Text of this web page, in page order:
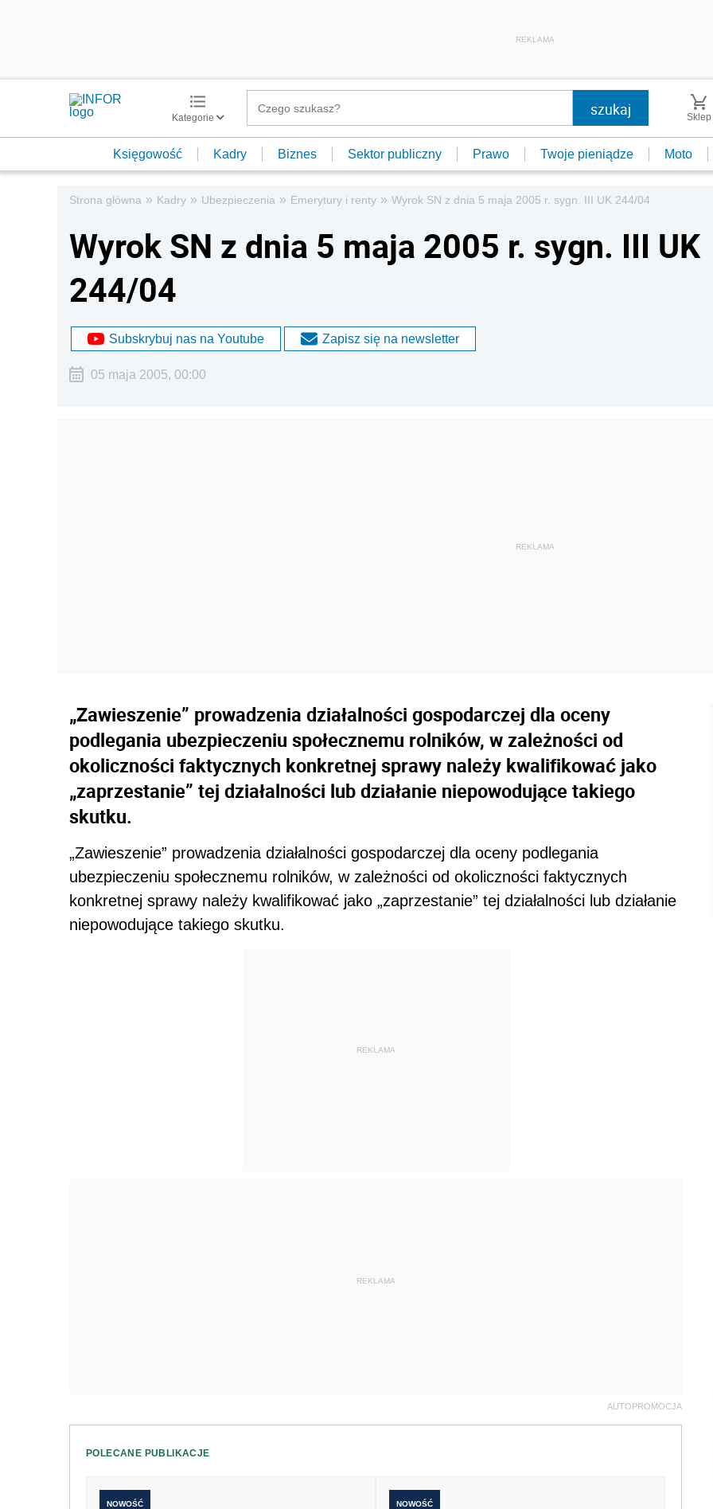
REKLAMA
Kategorie Sklep
Księgowość Kadry Biznes Sektor publiczny Prawo Twoje pieniądze Moto
Strona główna » Kadry » Ubezpieczenia » Emerytury i renty » Wyrok SN z dnia 5 maja 2005 r. sygn. III UK 244/04
Wyrok SN z dnia 5 maja 2005 r. sygn. III UK
244/04
Subskrybuj nas na Youtube Zapisz się na newsletter
05 maja 2005, 00:00
„Zawieszenie” prowadzenia działalności gospodarczej dla oceny
podlegania ubezpieczeniu społecznemu rolników, w zależności od
okoliczności faktycznych konkretnej sprawy należy kwalifikować jako
„zaprzestanie” tej działalności lub działanie niepowodujące takiego
skutku.
„Zawieszenie” prowadzenia działalności gospodarczej dla oceny podlegania
ubezpieczeniu społecznemu rolników, w zależności od okoliczności faktycznych
konkretnej sprawy należy kwalifikować jako „zaprzestanie” tej działalności lub działanie
niepowodujące takiego skutku.
REKLAMA
REKLAMA
AUTOPROMOCJA
POLECANE PUBLIKACJE
NOWOŚĆ NOWOŚĆ